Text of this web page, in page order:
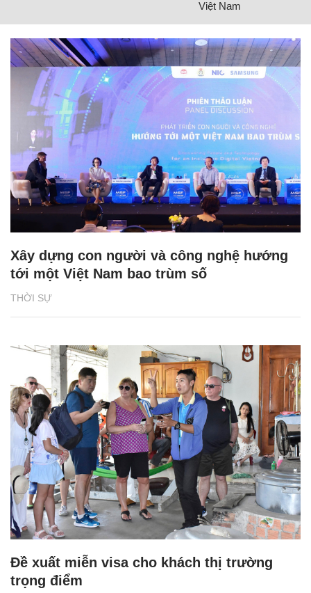
Việt Nam
THỜI SỰ
Xây dựng con người và công nghệ hướng
tới một Việt Nam bao trùm số
Đề xuất miễn visa cho khách thị trường
trọng điểm